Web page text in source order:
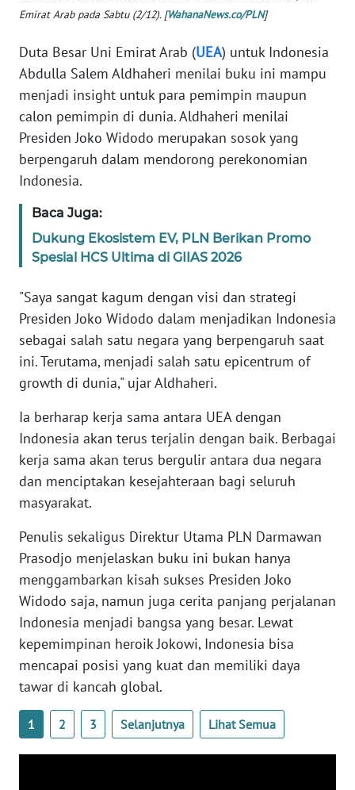
Emirat Arab pada Sabtu (2/12). [WahanaNews.co/PLN]
Duta Besar Uni Emirat Arab (UEA) untuk Indonesia
Abdulla Salem Aldhaheri menilai buku ini mampu
menjadi insight untuk para pemimpin maupun
calon pemimpin di dunia. Aldhaheri menilai
Presiden Joko Widodo merupakan sosok yang
berpengaruh dalam mendorong perekonomian
Indonesia.
Baca Juga:
Dukung Ekosistem EV, PLN Berikan Promo
Spesial HCS Ultima di GIIAS 2026
"Saya sangat kagum dengan visi dan strategi
Presiden Joko Widodo dalam menjadikan Indonesia
sebagai salah satu negara yang berpengaruh saat
ini. Terutama, menjadi salah satu epicentrum of
growth di dunia," ujar Aldhaheri.
Ia berharap kerja sama antara UEA dengan
Indonesia akan terus terjalin dengan baik. Berbagai
kerja sama akan terus bergulir antara dua negara
dan menciptakan kesejahteraan bagi seluruh
masyarakat.
Penulis sekaligus Direktur Utama PLN Darmawan
Prasodjo menjelaskan buku ini bukan hanya
menggambarkan kisah sukses Presiden Joko
Widodo saja, namun juga cerita panjang perjalanan
Indonesia menjadi bangsa yang besar. Lewat
kepemimpinan heroik Jokowi, Indonesia bisa
mencapai posisi yang kuat dan memiliki daya
tawar di kancah global.
1 2 3 Selanjutnya Lihat Semua
BARAT
WN
WN
SERAMBI
WN
JAMBI
SULTRA
NTB
WN
SULTENG
SULBAR
WN
SUMBAR
WN
SUMSEL
BENGKULU
WN
LAMPUNG
WN